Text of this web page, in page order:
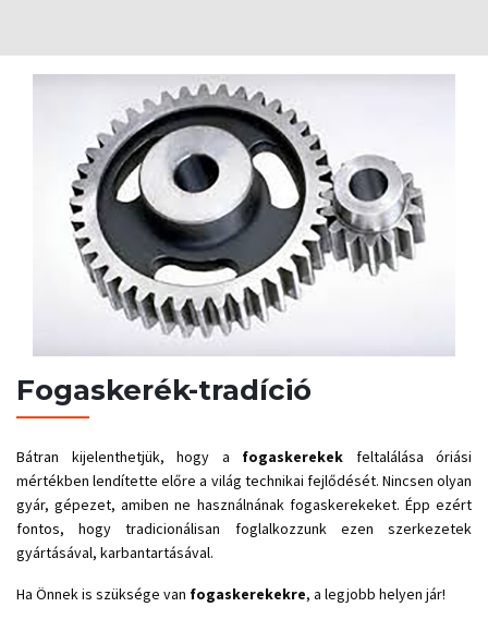
Fogaskerék-tradíció
Bátran kijelenthetjük, hogy a fogaskerekek feltalálása óriási
mértékben lendítette előre a világ technikai fejlődését. Nincsen olyan
gyár, gépezet, amiben ne használnának fogaskerekeket. Épp ezért
fontos, hogy tradicionálisan foglalkozzunk ezen szerkezetek
gyártásával, karbantartásával.
Ha Önnek is szüksége van fogaskerekekre, a legjobb helyen jár!